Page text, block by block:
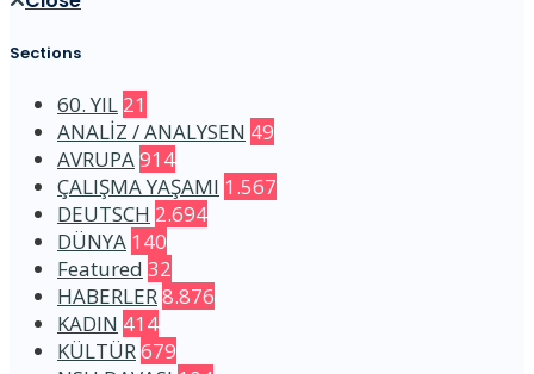
Sections
60. YIL 21
ANALİZ / ANALYSEN 49
AVRUPA914
ÇALIŞMA YAŞAMI 1.567
DEUTSCH 2.694
DÜNYA 140
Featured 32
HABERLER8.876
KADIN 414
KÜLTÜR679